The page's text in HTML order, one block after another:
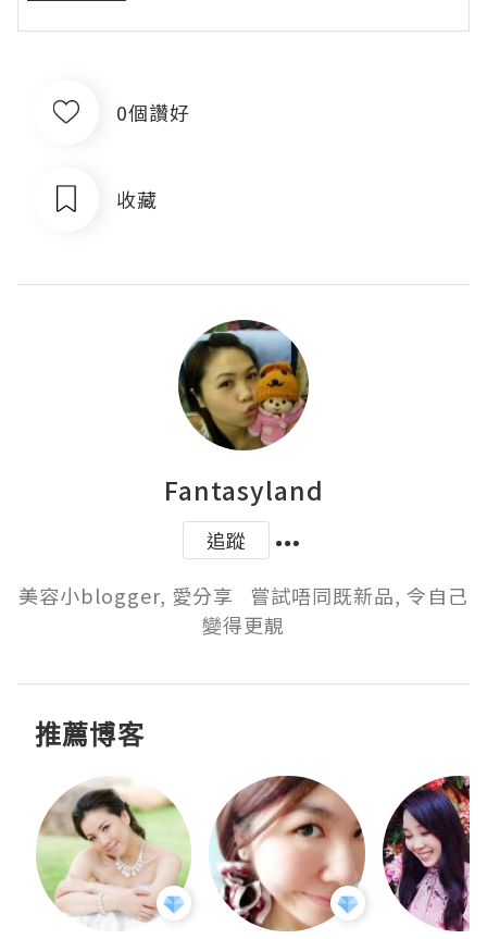
0個讚好
收藏
Fantasyland
追蹤
美容小blogger, 愛分享   嘗試唔同既新品, 令自己
變得更靚
推薦博客